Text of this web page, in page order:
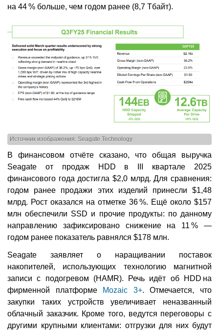
на 44 % больше, чем годом ранее (8,7 Тбайт).
Источник изображения: Seagate Technology
В финансовом отчёте сказано, что общая выручка
Seagate от продаж HDD в III квартале 2025
финансового года достигла $2,0 млрд. Для сравнения:
годом ранее продажи этих изделий принесли $1,48
млрд. Рост оказался на отметке 36 %. Ещё около $157
млн обеспечили SSD и прочие продукты: по данному
направлению зафиксировано снижение на 11 % —
годом ранее показатель равнялся $178 млн.
Seagate заявляет о наращивании поставок
накопителей, использующих технологию магнитной
записи с подогревом (HAMR). Речь идёт об HDD на
фирменной платформе
Mozaic 3+. Отмечается, что
закупки таких устройств увеличивает неназванный
облачный заказчик. Кроме того, ведутся переговоры с
другими крупными клиентами: отгрузки для них будут